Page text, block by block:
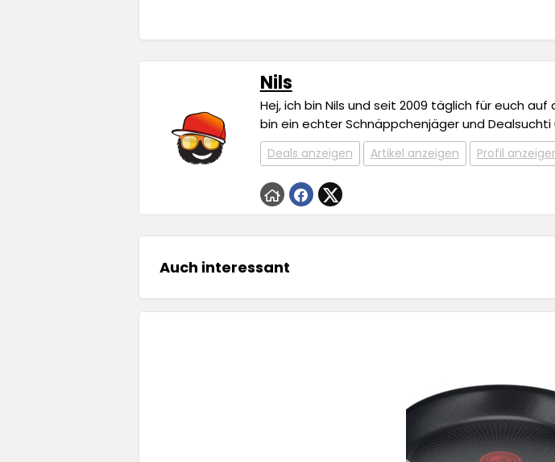
Nils
Hej, ich bin Nils und seit 2009 täglich für euch
bin ein echter Schnäppchenjäger und
Deals anzeigen Artikel anzeigen Profil
Auch interessant